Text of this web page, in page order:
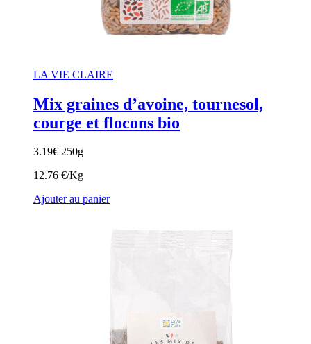
LA VIE CLAIRE
Mix graines d’avoine, tournesol,
courge et flocons bio
3.19€ 250g
12.76 €/Kg
Ajouter au panier